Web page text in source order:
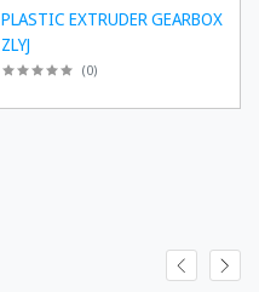
PLASTIC EXTRUDER GEARBOX
ZLYJ
(0)